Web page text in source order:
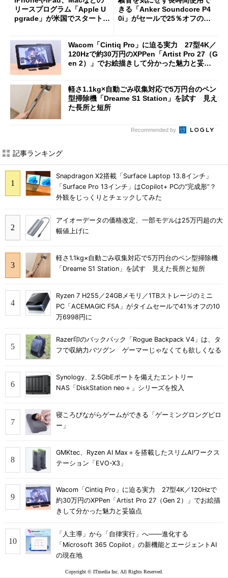
リースプログラム「Apple U
pgrade」が米国でスタート／
ut」が明...
きる「Anker Soundcore P4
0i」がセールで25％オフの59
Wacom「Cintiq Pro」に迫る実力 27型4K／
120Hzで約30万円のXPPen「Artist Pro 27（G
en 2）」でお絵描きして分かった魅力と妥協
軽さ1.1kg×自動ごみ収集対応で5万円台のペン
型掃除機「Dreame S1 Station」を試す 見え
た長所と短所
Recommended by
記事ランキング
Snapdragon X2搭載「Surface Laptop 13.8インチ」
「Surface Pro 13インチ」はCopilot+ PCの“完成形”？
外観をじっくりとチェックしてみた
アイオーデータの価格改定、一部モデルは25万円超の大
幅値上げに
軽さ1.1kg×自動ごみ収集対応で5万円台のペン型掃除機
「Dreame S1 Station」を試す 見えた長所と短所
Ryzen 7 H255／24GBメモリ／1TBストレージのミニ
PC「ACEMAGIC F5A」がタイムセールで41％オフの10
万6998円に
Razer印のバックパック「Rogue Backpack V4」は、タ
フで収納力バツグン ゲーマーじゃなくても欲しくなる
Synology、2.5GbEポートを備えたエントリー
NAS「DiskStation neo＋」シリーズを投入
寝ころびながらゲームができる「ゲーミングロングピロ
ー」
GMKtec、Ryzen AI Max＋を搭載したスリムAIワークス
テーション「EVO-X3」
Wacom「Cintiq Pro」に迫る実力 27型4K／120Hzで
約30万円のXPPen「Artist Pro 27（Gen 2）」でお絵描
きして分かった魅力と妥協点
「人主導」から「自律実行」へ――進化する
「Microsoft 365 Copilot」の新機能とエージェントAI
の現在地
Copyright © ITmedia Inc. All Rights Reserved.